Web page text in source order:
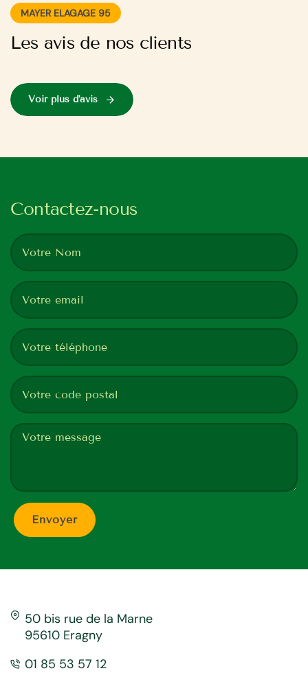
MAYER ELAGAGE 95
Les avis de nos clients
Voir plus d'avis
Contactez-nous
50 bis rue de la Marne
95610 Eragny
01 85 53 57 12